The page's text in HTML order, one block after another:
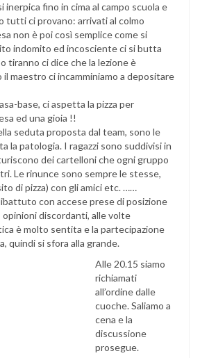
inerpica fino in cima al campo scuola e
tutti ci provano: arrivati al colmo
non è poi così semplice come si
indomito ed incosciente ci si butta
tiranno ci dice che la lezione è
maestro ci incamminiamo a depositare
base, ci aspetta la pizza per
ed una gioia !!
seduta proposta dal team, sono le
la patologia. I ragazzi sono suddivisi in
dei cartelloni che ogni gruppo
Le rinunce sono sempre le stesse,
di pizza) con gli amici etc. ……
con accese prese di posizione
opinioni discordanti, alle volte
è molto sentita e la partecipazione
quindi si sfora alla grande.
Alle 20.15 siamo
richiamati
all’ordine dalle
cuoche. Saliamo a
cena e la
discussione
prosegue.